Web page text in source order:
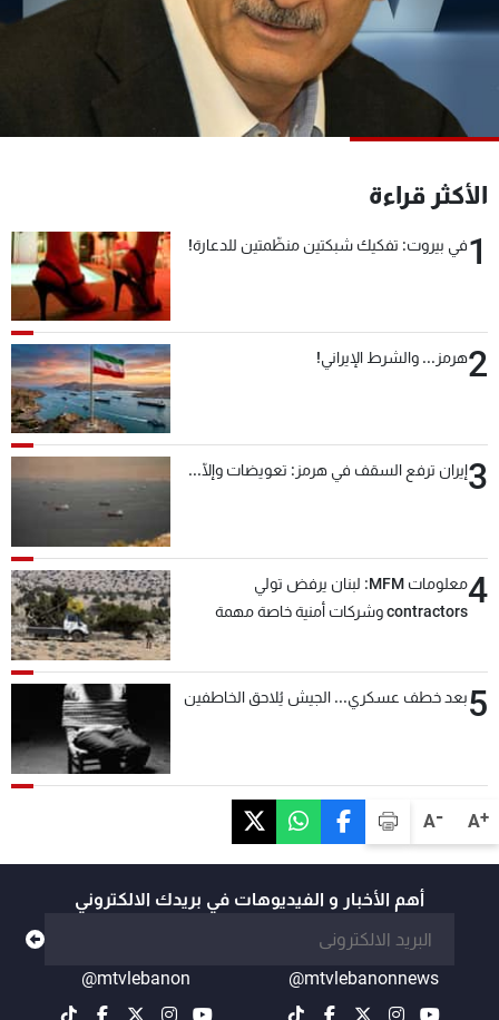
A+
A-
الأكثر قراءة
1في بيروت: تفكيك شبكتين منظّمتين للدعارة!
2هرمز... والشرط الإيراني!
3إيران ترفع السقف في هرمز: تعويضات وإلّا...
4
معلومات MFM: لبنان يرفض تولي
contractors وشركات أمنية خاصة مهمة
5بعد خطف عسكري... الجيش يُلاحق الخاطفين
أهم الأخبار و الفيديوهات في بريدك الالكتروني
@mtvlebanonnews
@mtvlebanon
جدول البرامج
شاهد البرامج
لاعلاناتكم